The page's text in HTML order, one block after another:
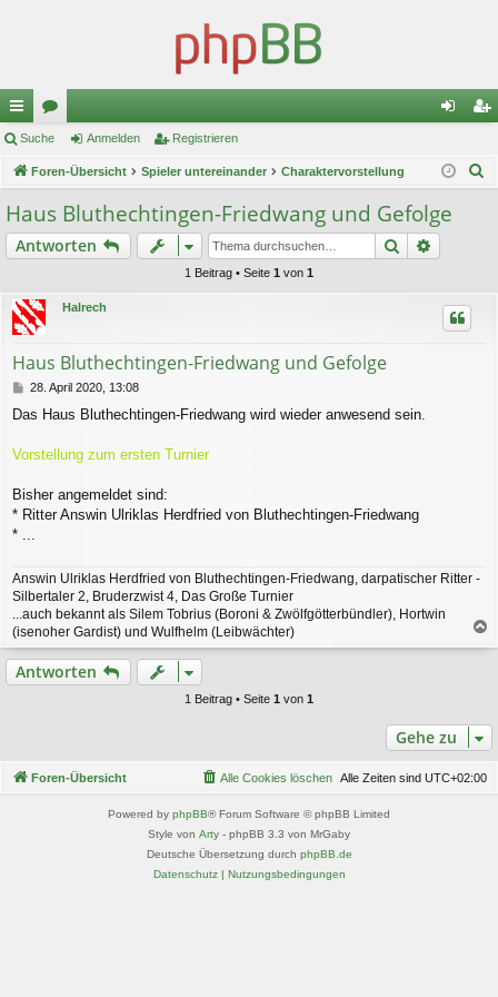
ch
ne
llz
ug
or
en m ist
Suche Anmelden Registrieren
Foren-Übersicht Spieler untereinander Charaktervorstellung
Haus Bluthechtingen-Friedwang und Gefolge
Antworten Suche
1 Beitrag • Seite 1 von 1
Halrech
Haus Bluthechtingen-Friedwang und Gefolge
B
i
r
28. April 2020, 13:08
Das Haus Bluthechtingen-Friedwang wird wieder anwesend sein.
Vorstellung zum ersten Turnier
Bisher angemeldet sind:
* Ritter Answin Ulriklas Herdfried von Bluthechtingen-Friedwang
* ...
Answin Ulriklas Herdfried von Bluthechtingen-Friedwang, darpatischer Ritter -
Silbertaler 2, Bruderzwist 4, Das Große Turnier
...auch bekannt als Silem Tobrius (Boroni & Zwölfgötterbündler), Hortwin
(isenoher Gardist) und Wulfhelm (Leibwächter)
a
n
Antworten
1 Beitrag • Seite 1 von 1
Gehe zu
Foren-Übersicht Alle Zeiten sind UTC+02:00
Alle Cookies löschen
Powered by phpBB® Forum Software © phpBB Limited
Style von Arty - phpBB 3.3 von MrGaby
Deutsche Übersetzung durch phpBB.de
Datenschutz| Nutzungsbedingungen